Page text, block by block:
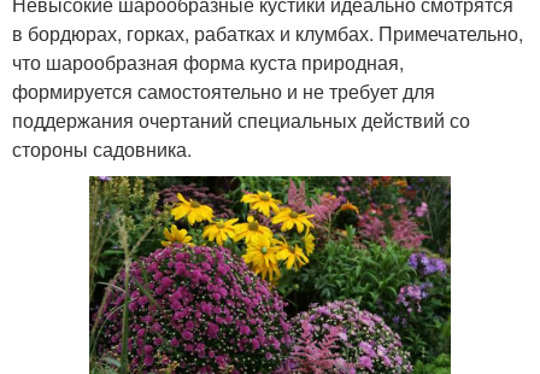
в бордюрах, горках, рабатках и клумбах. Примечательно,
что шарообразная форма куста природная,
формируется самостоятельно и не требует для
поддержания очертаний специальных действий со
стороны садовника.